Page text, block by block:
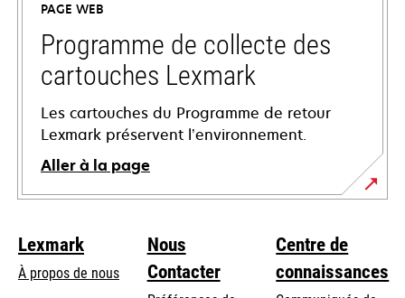
nouvel
onglet
PAGE WEB
Programme de collecte des
cartouches Lexmark
Les cartouches du Programme de retour
Lexmark préservent l’environnement.
Aller à la page
Lexmark
À propos de nous
Nous
Contacter
Centre de
connaissances